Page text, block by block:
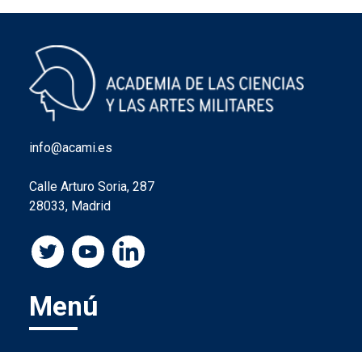
info@acami.es
Calle Arturo Soria, 287
28033, Madrid
Menú